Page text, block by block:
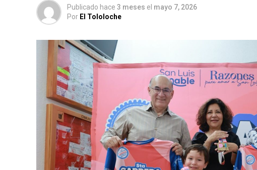
Publicado hace 3 meses el mayo 7, 2026
Por El Tololoche